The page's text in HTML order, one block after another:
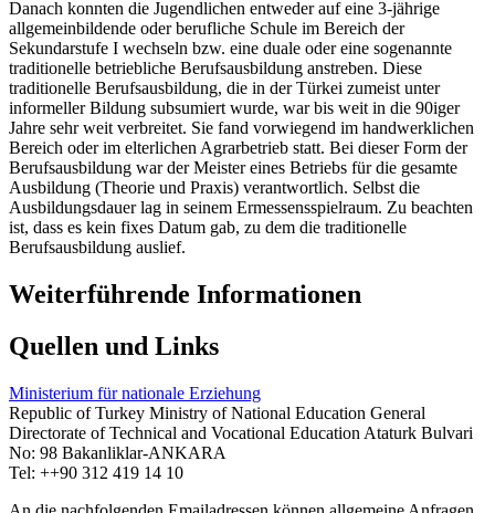
Danach konnten die Jugendlichen entweder auf eine 3-jährige
allgemeinbildende oder berufliche Schule im Bereich der
Sekundarstufe I wechseln bzw. eine duale oder eine sogenannte
traditionelle betriebliche Berufsausbildung anstreben. Diese
traditionelle Berufsausbildung, die in der Türkei zumeist unter
informeller Bildung subsumiert wurde, war bis weit in die 90iger
Jahre sehr weit verbreitet. Sie fand vorwiegend im handwerklichen
Bereich oder im elterlichen Agrarbetrieb statt. Bei dieser Form der
Berufsausbildung war der Meister eines Betriebs für die gesamte
Ausbildung (Theorie und Praxis) verantwortlich. Selbst die
Ausbildungsdauer lag in seinem Ermessensspielraum. Zu beachten
ist, dass es kein fixes Datum gab, zu dem die traditionelle
Berufsausbildung auslief.
Weiterführende Informationen
Quellen und Links
Ministerium für nationale Erziehung
Republic of Turkey Ministry of National Education General
Directorate of Technical and Vocational Education Ataturk Bulvari
No: 98 Bakanliklar-ANKARA
Tel: ++90 312 419 14 10